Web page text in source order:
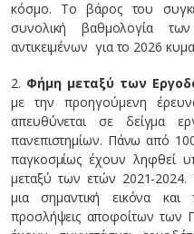
κόσμο. Το βάρος του
συνολική βαθμολογία
αντικειμένων για το 2026
2. Φήμη μεταξύ των
με την προηγούμενη
απευθύνεται σε δείγμα
πανεπιστημίων. Πάνω από
παγκοσμίως έχουν ληφθεί
μεταξύ των ετών 2021-2024.
μια σημαντική εικόνα
προσλήψεις αποφοίτων των